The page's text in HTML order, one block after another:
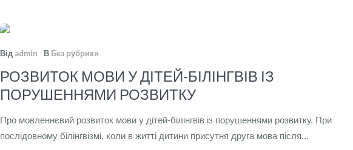
Від admin В Без рубрики
РОЗВИТОК МОВИ У ДІТЕЙ-БІЛІНГВІВ ІЗ
ПОРУШЕННЯМИ РОЗВИТКУ
Про мовленнєвий розвиток мови у дітей-білінгвів із порушеннями розвитку. При
послідовному білінгвізмі, коли в житті дитини присутня друга мова після...